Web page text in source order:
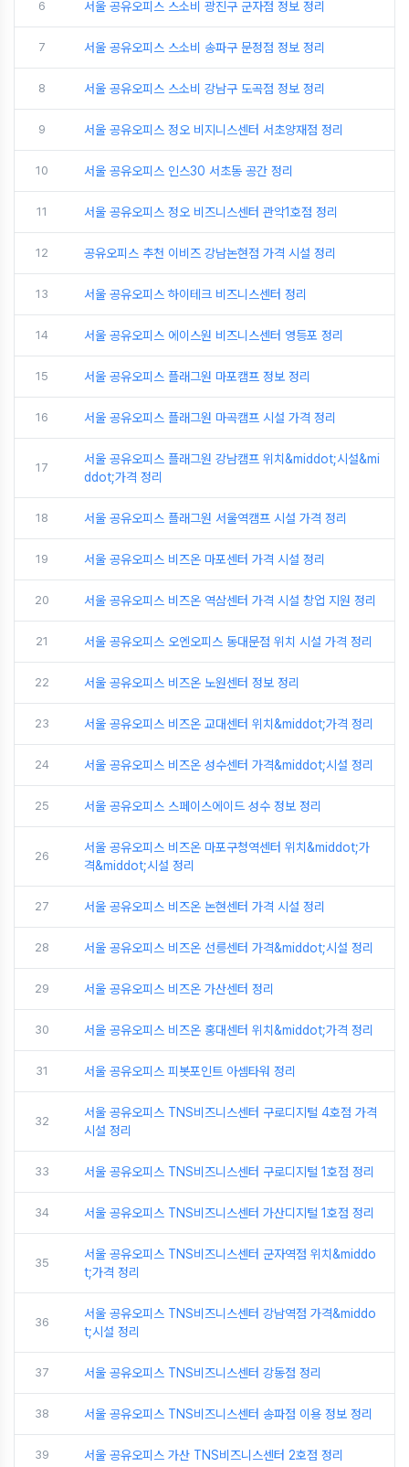
6 서울 공유오피스 스소비 광진구 군자점 정보 정리
7 서울 공유오피스 스소비 송파구 문정점 정보 정리
8 서울 공유오피스 스소비 강남구 도곡점 정보 정리
9 서울 공유오피스 정오 비지니스센터 서초양재점 정리
10 서울 공유오피스 인스30 서초동 공간 정리
11 서울 공유오피스 정오 비즈니스센터 관악1호점 정리
12 공유오피스 추천 이비즈 강남논현점 가격 시설 정리
13 서울 공유오피스 하이테크 비즈니스센터 정리
14 서울 공유오피스 에이스원 비즈니스센터 영등포 정리
15 서울 공유오피스 플래그원 마포캠프 정보 정리
16 서울 공유오피스 플래그원 마곡캠프 시설 가격 정리
17
서울 공유오피스 플래그원 강남캠프 위치&middot;시설&mi
ddot;가격 정리
18 서울 공유오피스 플래그원 서울역캠프 시설 가격 정리
19 서울 공유오피스 비즈온 마포센터 가격 시설 정리
20 서울 공유오피스 비즈온 역삼센터 가격 시설 창업 지원 정리
21 서울 공유오피스 오엔오피스 동대문점 위치 시설 가격 정리
22 서울 공유오피스 비즈온 노원센터 정보 정리
23 서울 공유오피스 비즈온 교대센터 위치&middot;가격 정리
24 서울 공유오피스 비즈온 성수센터 가격&middot;시설 정리
25 서울 공유오피스 스페이스에이드 성수 정보 정리
26
서울 공유오피스 비즈온 마포구청역센터 위치&middot;가
격&middot;시설 정리
27 서울 공유오피스 비즈온 논현센터 가격 시설 정리
28 서울 공유오피스 비즈온 선릉센터 가격&middot;시설 정리
29 서울 공유오피스 비즈온 가산센터 정리
30 서울 공유오피스 비즈온 홍대센터 위치&middot;가격 정리
31 서울 공유오피스 피봇포인트 아셈타워 정리
32
서울 공유오피스 TNS비즈니스센터 구로디지털 4호점 가격
시설 정리
33 서울 공유오피스 TNS비즈니스센터 구로디지털 1호점 정리
34 서울 공유오피스 TNS비즈니스센터 가산디지털 1호점 정리
35
서울 공유오피스 TNS비즈니스센터 군자역점 위치&middo
t;가격 정리
36
서울 공유오피스 TNS비즈니스센터 강남역점 가격&middo
t;시설 정리
37 서울 공유오피스 TNS비즈니스센터 강동점 정리
38 서울 공유오피스 TNS비즈니스센터 송파점 이용 정보 정리
39 서울 공유오피스 가산 TNS비즈니스센터 2호점 정리